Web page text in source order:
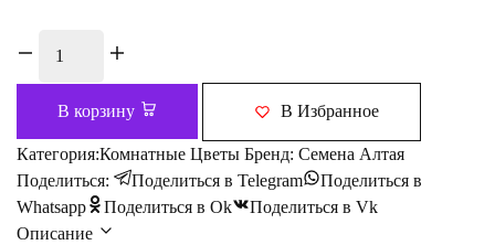
товара
Фортун
Смесь
F1
5
шт
В корзину В Избранное
Категория:Комнатные Цветы Бренд: Семена Алтая
Поделиться:
Поделиться в Telegram
Поделиться в
Whatsapp
Поделиться в Ok
Поделиться в Vk
Описание